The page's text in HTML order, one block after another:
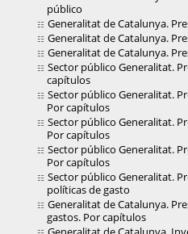
público
Generalitat de Catalunya.
Generalitat de Catalunya.
Generalitat de Catalunya.
Sector público Generalitat.
capítulos
Sector público Generalitat.
Por capítulos
Sector público Generalitat.
Por capítulos
Sector público Generalitat.
Por capítulos
Sector público Generalitat.
políticas de gasto
Generalitat de Catalunya.
gastos. Por capítulos